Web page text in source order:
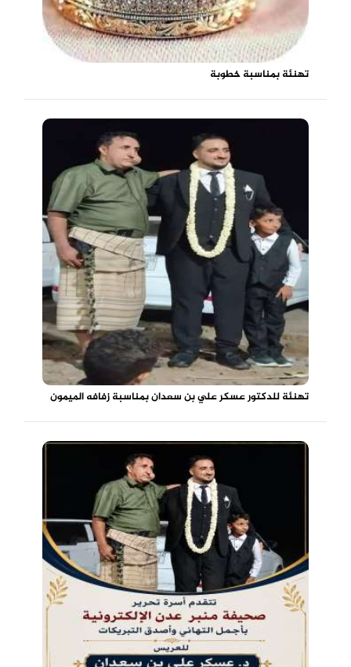
تهنئة بمناسبة خطوبة
تهنئة للدكتور عسكر علي بن سعدان بمناسبة زفافه الميمون